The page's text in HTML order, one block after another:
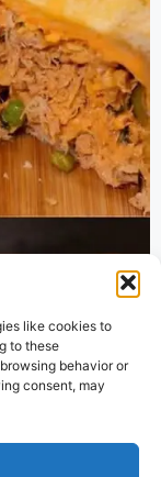
like cookies to
to these
behavior or
consent, may